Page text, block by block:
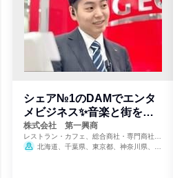
シェア№1のDAMでエンタ
メビジネス✨音楽と街を繋
ぐ営業
株式会社 第一興商
レストラン・カフェ、総合商社・専門商社・
卸売、芸術・娯楽・レクリエーション
北海道、千葉県、東京都、神奈川県、山